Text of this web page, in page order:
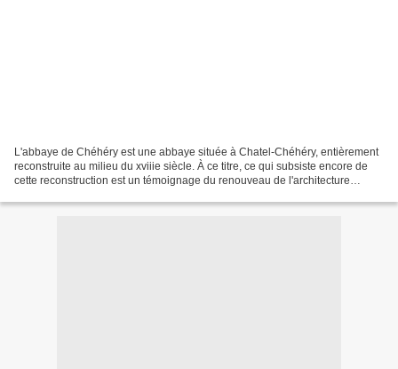
L'abbaye de Chéhéry est une abbaye située à Chatel-Chéhéry, entièrement
reconstruite au milieu du xviiie siècle. À ce titre, ce qui subsiste encore de
cette reconstruction est un témoignage du renouveau de l'architecture